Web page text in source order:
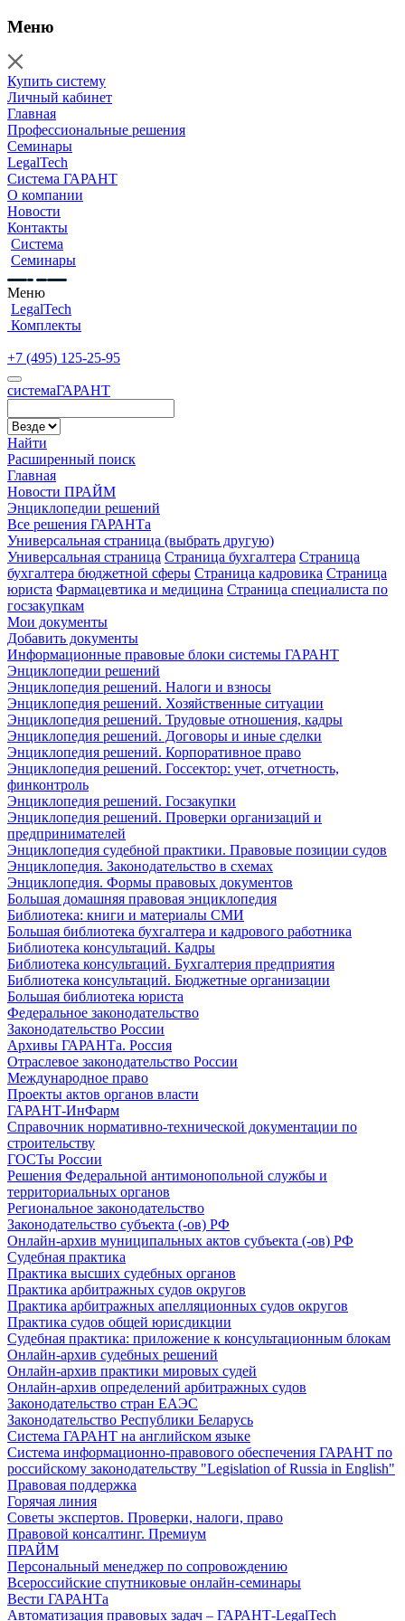
Меню
Купить систему
Личный кабинет
Главная
Профессиональные решения
Семинары
LegalTech
Система ГАРАНТ
О компании
Новости
Контакты
Система
Семинары
Меню
LegalTech
Комплекты
+7 (495) 125-25-95
cистемаГАРАНТ
Найти
Расширенный поиск
Главная
Новости ПРАЙМ
Энциклопедии решений
Все решения ГАРАНТа
Универсальная страница (выбрать другую)
Универсальная страница Страница бухгалтера Страница
бухгалтера бюджетной сферы Страница кадровика Страница
юриста Фармацевтика и медицина Страница специалиста по
госзакупкам
Мои документы
Добавить документы
Информационные правовые блоки системы ГАРАНТ
Энциклопедии решений
Энциклопедия решений. Налоги и взносы
Энциклопедия решений. Хозяйственные ситуации
Энциклопедия решений. Трудовые отношения, кадры
Энциклопедия решений. Договоры и иные сделки
Энциклопедия решений. Корпоративное право
Энциклопедия решений. Госсектор: учет, отчетность,
финконтроль
Энциклопедия решений. Госзакупки
Энциклопедия решений. Проверки организаций и
предпринимателей
Энциклопедия судебной практики. Правовые позиции судов
Энциклопедия. Законодательство в схемах
Энциклопедия. Формы правовых документов
Большая домашняя правовая энциклопедия
Библиотека: книги и материалы СМИ
Большая библиотека бухгалтера и кадрового работника
Библиотека консультаций. Кадры
Библиотека консультаций. Бухгалтерия предприятия
Библиотека консультаций. Бюджетные организации
Большая библиотека юриста
Федеральное законодательство
Законодательство России
Архивы ГАРАНТа. Россия
Отраслевое законодательство России
Международное право
Проекты актов органов власти
ГАРАНТ-ИнФарм
Справочник нормативно-технической документации по
строительству
ГОСТы России
Решения Федеральной антимонопольной службы и
территориальных органов
Региональное законодательство
Законодательство субъекта (-ов) РФ
Онлайн-архив муниципальных актов субъекта (-ов) РФ
Судебная практика
Практика высших судебных органов
Практика арбитражных судов округов
Практика арбитражных апелляционных судов округов
Практика судов общей юрисдикции
Судебная практика: приложение к консультационным блокам
Онлайн-архив судебных решений
Онлайн-архив практики мировых судей
Онлайн-архив определений арбитражных судов
Законодательство стран ЕАЭС
Законодательство Республики Беларусь
Система ГАРАНТ на английском языке
Система информационно-правового обеспечения ГАРАНТ по
российскому законодательству "Legislation of Russia in English"
Правовая поддержка
Горячая линия
Советы экспертов. Проверки, налоги, право
Правовой консалтинг. Премиум
ПРАЙМ
Персональный менеджер по сопровождению
Всероссийские спутниковые онлайн-семинары
Вести ГАРАНТа
Автоматизация правовых задач – ГАРАНТ-LegalTech